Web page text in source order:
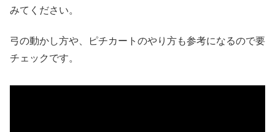
みてください。
弓の動かし方や、ピチカートのやり方も参考になるので要
チェックです。